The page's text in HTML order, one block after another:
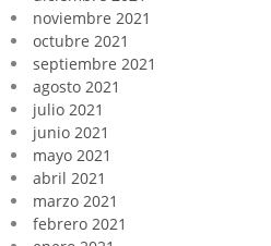
noviembre 2021
octubre 2021
septiembre 2021
agosto 2021
julio 2021
junio 2021
mayo 2021
abril 2021
marzo 2021
febrero 2021